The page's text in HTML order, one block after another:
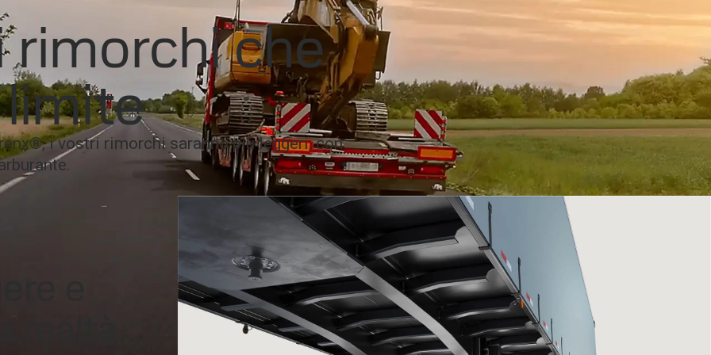
rimorchi che
i vostri rimorchi saranno più leggeri, con
e